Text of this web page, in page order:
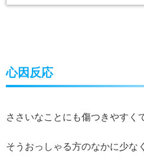
心因反応
ささいなことにも傷つきやすく
そうおっしゃる方のなかに少な